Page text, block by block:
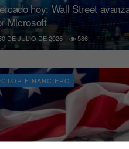
hoy: Wall Street
Microsoft
DE JULIO DE 2026 586
FINANCIERO